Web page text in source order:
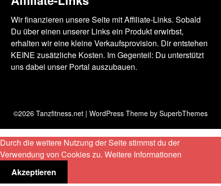
Wir finanzieren unsere Seite mit Affiliate-Links. Sobald
Du über einen unserer Links ein Produkt erwirbst,
erhalten wir eine kleine Verkaufsprovision. Dir entstehen
KEINE zusätzliche Kosten. Im Gegenteil: Du unterstützt
uns dabei unser Portal auszubauen.
©2026 Tanzfitness.net | WordPress Theme by SuperbThemes
Durch die weitere Nutzung der Seite stimmst du der
Verwendung von Cookies zu. Weitere Informationen
Akzeptieren